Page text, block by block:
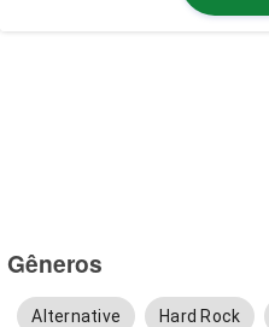
Gêneros
Alternative Hard Rock